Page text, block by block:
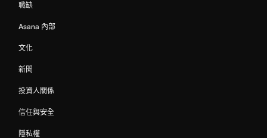
職缺
Asana 內部
文化
新聞
投資人關係
信任與安全
隱私權